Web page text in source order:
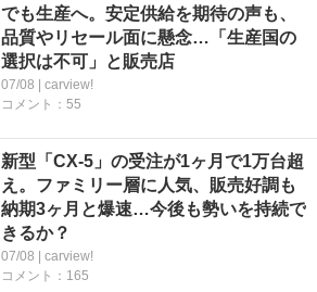
でも生産へ。安定供給を期待の声も、
品質やリセール面に懸念…「生産国の
選択は不可」と販売店
07/08 | carview!
コメント：55
新型「CX-5」の受注が1ヶ月で1万台超
え。ファミリー層に人気、販売好調も
納期3ヶ月と爆速…今後も勢いを持続で
きるか？
07/08 | carview!
コメント：165